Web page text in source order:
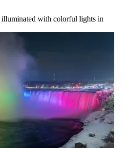
with colorful lights in